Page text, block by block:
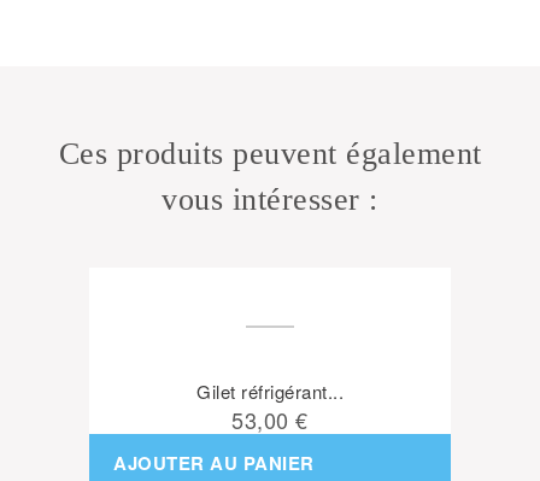
Ces produits peuvent également
vous intéresser :
Gilet réfrigérant...
53,00 €
AJOUTER AU PANIER